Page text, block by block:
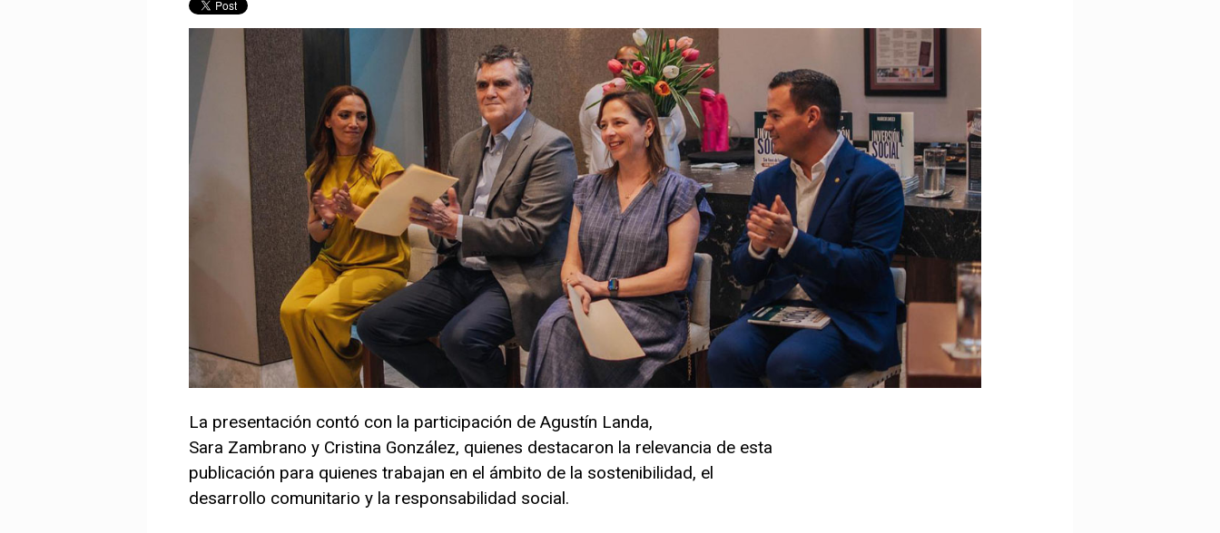
La presentación contó con la participación de Agustín Landa,
Sara Zambrano y Cristina González, quienes destacaron la relevancia de esta
publicación para quienes trabajan en el ámbito de la sostenibilidad, el
desarrollo comunitario y la responsabilidad social.